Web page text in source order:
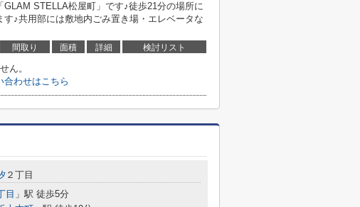
STELLA松屋町」です♪徒歩21分の場所に
♪共用部には敷地内ごみ置き場・エレベータな
間取り 面積 詳細 検討リスト
ん。
合わせはこちら
２丁目
目 」駅 徒歩5分